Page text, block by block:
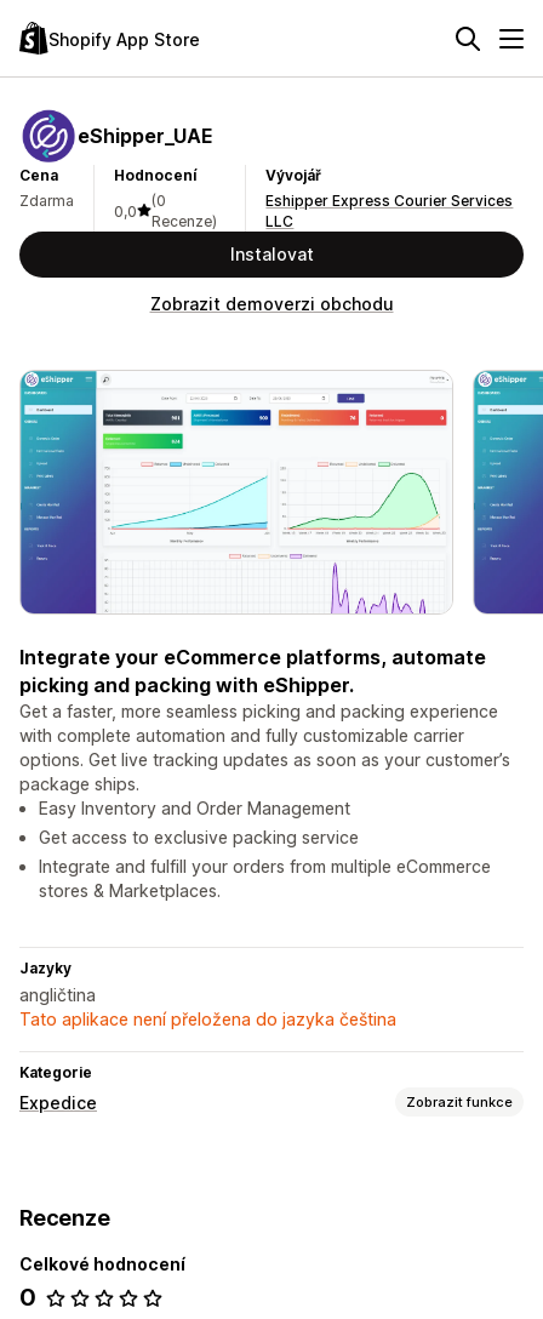
Shopify App Store
eShipper_UAE
Cena
Zdarma
Hodnocení
0,0
(0
Recenze)
Vývojář
Eshipper Express Courier Services
LLC
Instalovat
Zobrazit demoverzi obchodu
Integrate your eCommerce platforms, automate
picking and packing with eShipper.
Get a faster, more seamless picking and packing experience
with complete automation and fully customizable carrier
options. Get live tracking updates as soon as your customer’s
package ships.
Easy Inventory and Order Management
Get access to exclusive packing service
Integrate and fulfill your orders from multiple eCommerce
stores & Marketplaces.
Jazyky
angličtina
Tato aplikace není přeložena do jazyka čeština
Kategorie
Expedice Zobrazit funkce
Synchronizace objednávek
Recenze
Celkové hodnocení
0